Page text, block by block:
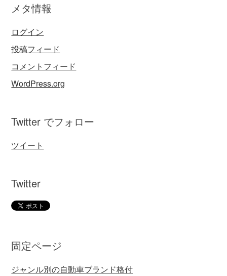
メタ情報
ログイン
投稿フィード
コメントフィード
WordPress.org
Twitter でフォロー
ツイート
Twitter
固定ページ
ジャンル別の自動車ブランド格付